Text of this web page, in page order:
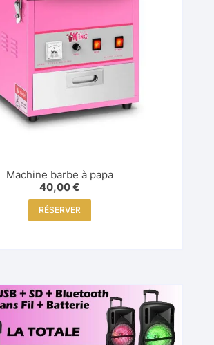
Machine barbe à papa
40,00€
RÉSERVER